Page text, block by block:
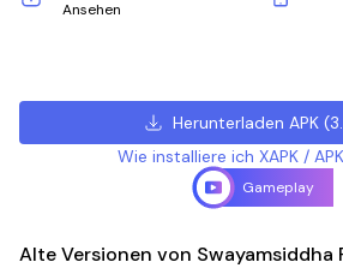
Ansehen
Herunterladen APK (
Wie installiere ich XAPK /
Gameplay
Alte Versionen von Swayamsiddha